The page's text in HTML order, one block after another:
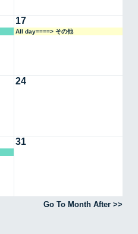
17
All day====> その他
24
31
Go To Month After >>